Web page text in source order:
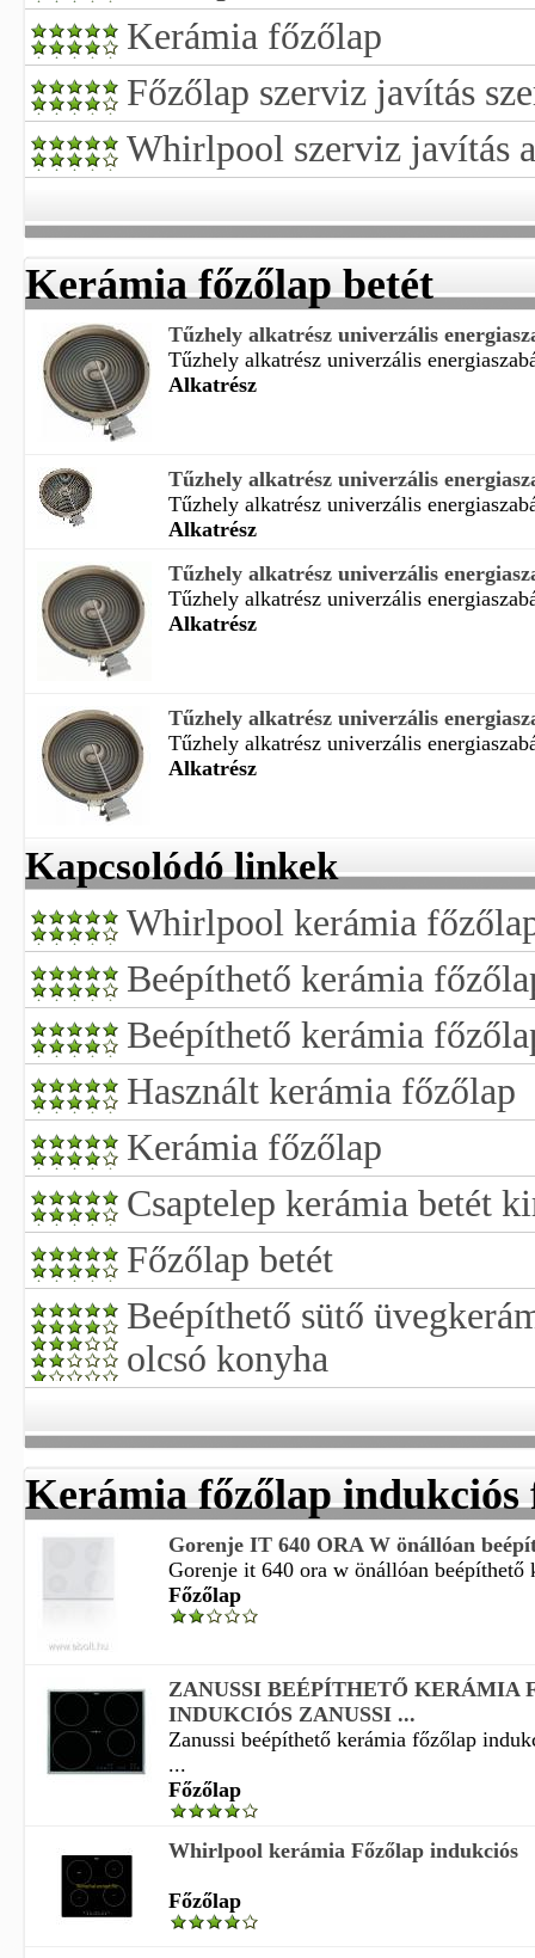
Kerámia főzőlap
Főzőlap szerviz javítás
Whirlpool szerviz javítás
Kerámia főzőlap betét
Tűzhely alkatrész univerzális
Tűzhely alkatrész univerzális
Alkatrész
Tűzhely alkatrész univerzális
Tűzhely alkatrész univerzális
Alkatrész
Tűzhely alkatrész univerzális
Tűzhely alkatrész univerzális
Alkatrész
Tűzhely alkatrész univerzális
Tűzhely alkatrész univerzális
Alkatrész
Kapcsolódó linkek
Whirlpool kerámia
Beépíthető kerámia
Beépíthető kerámia
Használt kerámia főzőlap
Kerámia főzőlap
Csaptelep kerámia betét
Főzőlap betét
Beépíthető sütő
olcsó konyha
Kerámia főzőlap indukciós
Gorenje IT 640 ORA W önállóan
Gorenje it 640 ora w önállóan beépíthető
Főzőlap
ZANUSSI BEÉPÍTHETŐ KERÁMIA
INDUKCIÓS ZANUSSI ...
Zanussi beépíthető kerámia főzőlap
...
Főzőlap
Whirlpool kerámia Főzőlap indukciós
Főzőlap